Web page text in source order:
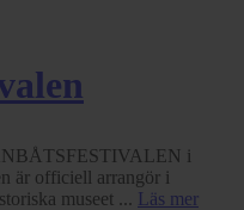
i
är officiell arrangör i
museet ... Läs mer